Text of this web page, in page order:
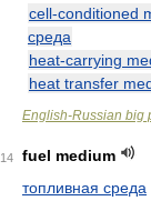
cell-conditioned
среда
heat-carrying
heat transfer
English-Russian big
14
fuel medium
топливная среда